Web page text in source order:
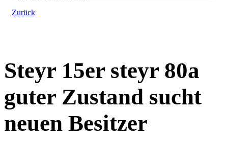
Zurück
Steyr 15er steyr 80a
guter Zustand sucht
neuen Besitzer